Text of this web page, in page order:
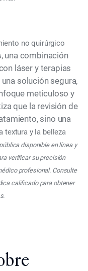
no quirúrgico
, una combinación
láser y terapias
solución segura,
meticuloso y
que la revisión de
sino una
textura y la belleza
disponible en línea y
verificar su precisión
profesional. Consulte
calificado para obtener